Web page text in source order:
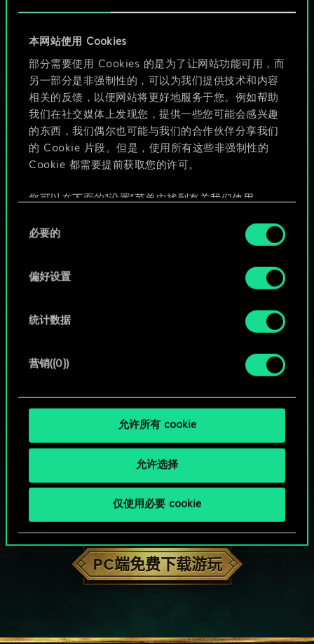
本网站使用 Cookies
部分需要使用 Cookies 的是为了让网站功能可用，而
另一部分是非强制性的，可以为我们提供技术和内容
相关的反馈，以便网站将更好地服务于您。例如帮助
我们在社交媒体上发现您，提供一些您可能会感兴趣
的东西，我们偶尔也可能与我们的合作伙伴分享我们
的 Cookie 片段。但是，使用所有这些非强制性的
Cookie 都需要提前获取您的许可。
您可以在下面的"设置"菜单中找到有关我们使用
好。一旦您了解了其中的内容并准备好继续，请点
必要的
偏好设置
统计数据
营销({0})
允许所有 cookie
允许选择
仅使用必要 cookie
目前只是分享了一套
牌，但能做的不止这
些！
给牌组命名并撰写攻略
编辑牌组
HOW ABOUT A ROUND OF GWENT?
PC端免费下载游玩